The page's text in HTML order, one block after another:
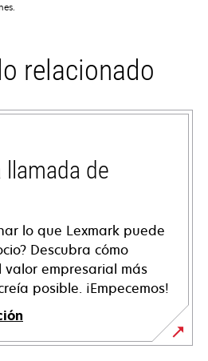
relacionado
de
lo que Lexmark puede
Descubra cómo
empresarial más
posible. ¡Empecemos!